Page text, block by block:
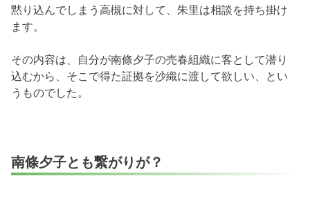
黙り込んでしまう高槻に対して、朱里は相談を持ち掛け
ます。
その内容は、自分が南條夕子の売春組織に客として潜り
込むから、そこで得た証拠を沙織に渡して欲しい、とい
うものでした。
南條夕子とも繋がりが？